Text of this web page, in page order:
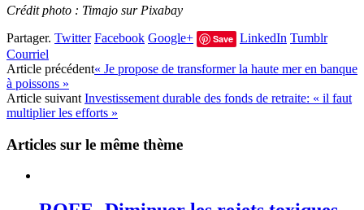
Crédit photo : Timajo sur Pixabay
Partager. Twitter Facebook Google+ Save LinkedIn Tumblr
Courriel
Article précédent« Je propose de transformer la haute mer en banque
à poissons »
Article suivant Investissement durable des fonds de retraite: « il faut
multiplier les efforts »
Articles sur le même thème